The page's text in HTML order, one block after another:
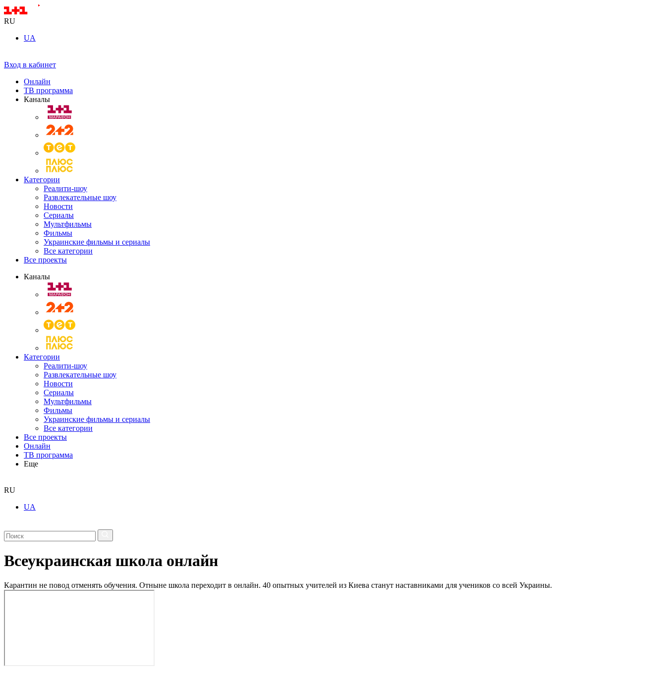
RU
UA
Вход в кабинет
Онлайн
ТВ программа
Каналы
Категории
Реалити-шоу
Развлекательные шоу
Новости
Сериалы
Мультфильмы
Фильмы
Украинские фильмы и сериалы
Все категории
Все проекты
Каналы
Категории
Реалити-шоу
Развлекательные шоу
Новости
Сериалы
Мультфильмы
Фильмы
Украинские фильмы и сериалы
Все категории
Все проекты
Онлайн
ТВ программа
Еще
RU
UA
Всеукраинская школа онлайн
Карантин не повод отменять обучения. Отныне школа переходит в онлайн. 40 опытных учителей из Киева станут наставниками для учеников со всей Украины.